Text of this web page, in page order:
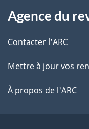
s
l
a
t
r
e
é
t
propos
de
ce
site
Agence du
Contacter l’ARC
Mettre à jour vos
À propos de l'ARC